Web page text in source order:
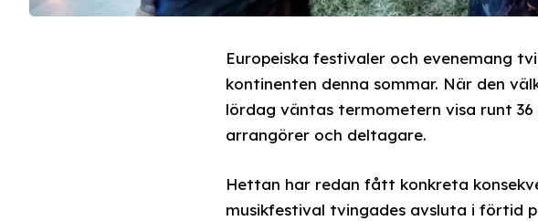
Europeiska festivaler och evenemang
kontinenten denna sommar. När den
lördag väntas termometern visa runt
arrangörer och deltagare.
Hettan har redan fått konkreta
musikfestival tvingades avsluta i förtid